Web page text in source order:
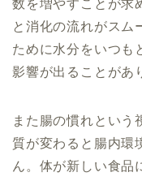
数を増やすことが求
と消化の流れがスム
ために水分をいつも
影響が出ることがあ
また腸の慣れという
質が変わると腸内環
ん。体が新しい食品